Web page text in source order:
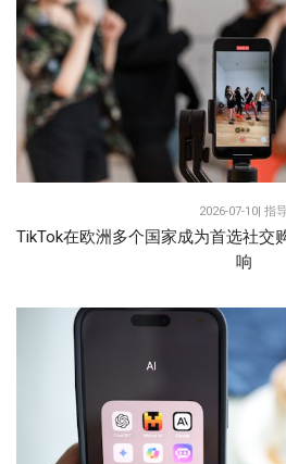
2026-07-10| 指导
TikTok在欧洲多个国家成为首选社交
响